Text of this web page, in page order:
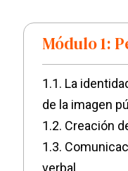
Módulo 1:
1.1. La
de la imagen
1.2. Creación
1.3.